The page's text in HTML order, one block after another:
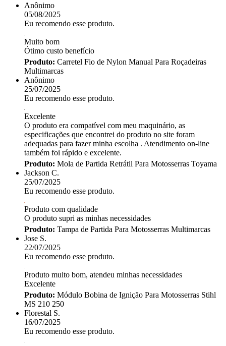
Anônimo
05/08/2025
Eu recomendo esse produto.
Muito bom
Ótimo custo benefício
Produto: Carretel Fio de Nylon Manual Para Roçadeiras
Multimarcas
Anônimo
25/07/2025
Eu recomendo esse produto.
Excelente
O produto era compatível com meu maquinário, as
especificações que encontrei do produto no site foram
adequadas para fazer minha escolha . Atendimento on-line
também foi rápido e excelente.
Produto: Mola de Partida Retrátil Para Motosserras Toyama
Jackson C.
25/07/2025
Eu recomendo esse produto.
Produto com qualidade
O produto supri as minhas necessidades
Produto: Tampa de Partida Para Motosserras Multimarcas
Jose S.
22/07/2025
Eu recomendo esse produto.
Produto muito bom, atendeu minhas necessidades
Excelente
Produto: Módulo Bobina de Ignição Para Motosserras Stihl
MS 210 250
Florestal S.
16/07/2025
Eu recomendo esse produto.